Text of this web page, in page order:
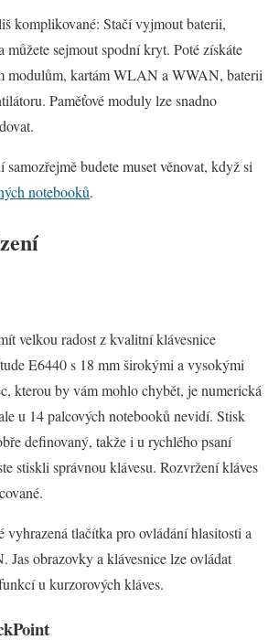
komplikované: Stačí vyjmout baterii,
můžete sejmout spodní kryt. Poté získáte
modulům, kartám WLAN a WWAN, baterii
Paměťové moduly lze snadno
samozřejmě budete muset věnovat, když si
notebooků.
velkou radost z kvalitní klávesnice
E6440 s 18 mm širokými a vysokými
kterou by vám mohlo chybět, je numerická
u 14 palcových notebooků nevidí. Stisk
definovaný, takže i u rychlého psaní
stiskli správnou klávesu. Rozvržení kláves
tlačítka pro ovládání hlasitosti a
obrazovky a klávesnice lze ovládat
u kurzorových kláves.